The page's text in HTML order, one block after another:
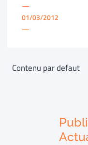
—
01/03/2012
—
Contenu par defaut